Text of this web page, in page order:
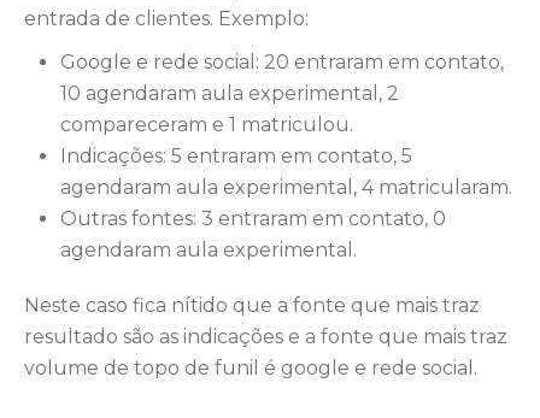
entrada de clientes. Exemplo:
Google e rede social: 20 entraram em contato,
10 agendaram aula experimental, 2
compareceram e 1 matriculou.
Indicações: 5 entraram em contato, 5
agendaram aula experimental, 4 matricularam.
Outras fontes: 3 entraram em contato, 0
agendaram aula experimental.
Neste caso fica nítido que a fonte que mais traz
resultado são as indicações e a fonte que mais traz
volume de topo de funil é google e rede social.